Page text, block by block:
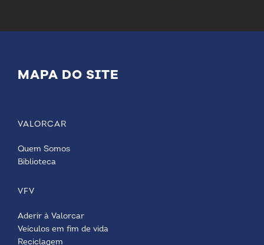
MAPA DO SITE
VALORCAR
Quem Somos
Biblioteca
VFV
Aderir à Valorcar
Veículos em fim de vida
Reciclagem